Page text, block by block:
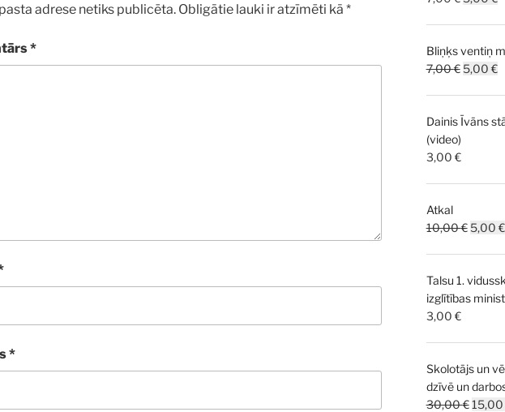
adrese netiks publicēta. Obligātie lauki ir atzīmēti kā *
*
*
7,00 €.
Bliņķs ventiņ
7,00€ Original
7,00 €.
5,00 €
Dainis Īvāns
(video)
3,00€
Atkal
10,00€ Original
10,00
5,00 €
Talsu 1.
izglītības
3,00€
Skolotājs un
dzīvē un
30,00€ 15,00